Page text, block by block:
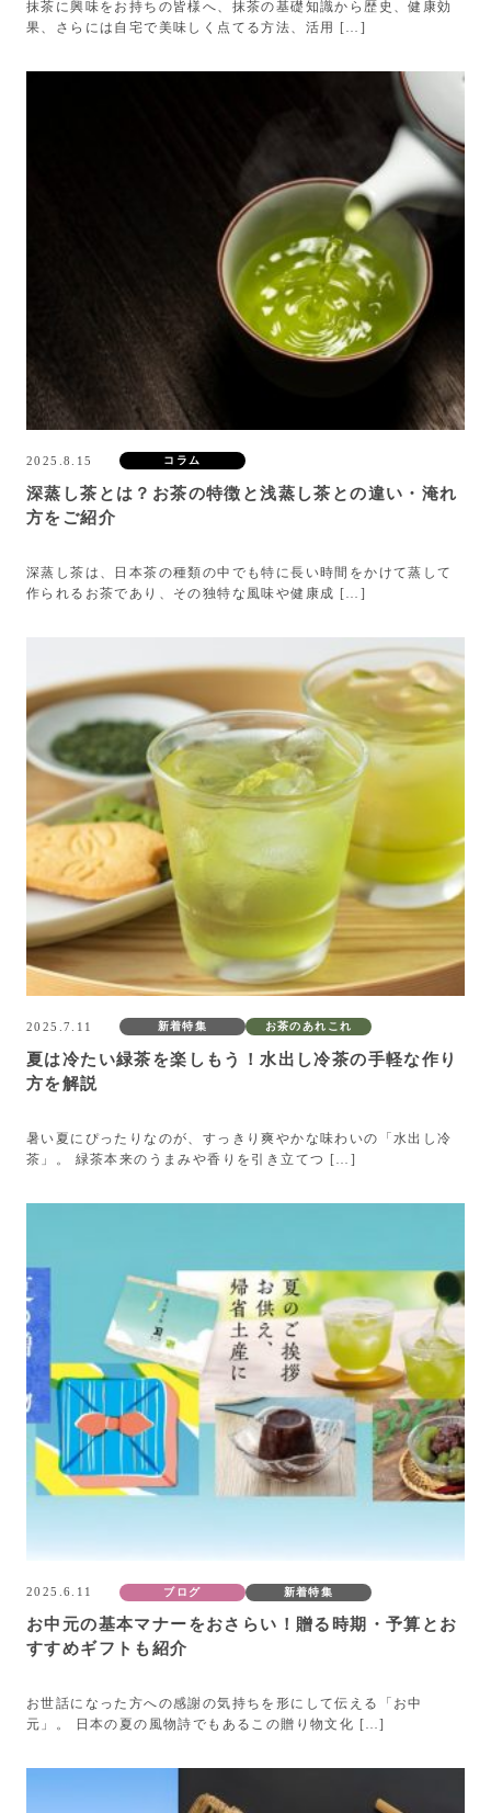
抹茶に興味をお持ちの皆様へ、抹茶の基礎知識から歴史、健康効
果、さらには自宅で美味しく点てる方法、活用 […]
2025.8.15 コラム
深蒸し茶とは？お茶の特徴と浅蒸し茶との違い・淹れ
方をご紹介
深蒸し茶は、日本茶の種類の中でも特に長い時間をかけて蒸して
作られるお茶であり、その独特な風味や健康成 […]
2025.7.11 新着特集 お茶のあれこれ
夏は冷たい緑茶を楽しもう！水出し冷茶の手軽な作り
方を解説
暑い夏にぴったりなのが、すっきり爽やかな味わいの「水出し冷
茶」。 緑茶本来のうまみや香りを引き立てつ […]
2025.6.11 ブログ 新着特集
お中元の基本マナーをおさらい！贈る時期・予算とお
すすめギフトも紹介
お世話になった方への感謝の気持ちを形にして伝える「お中
元」。 日本の夏の風物詩でもあるこの贈り物文化 […]